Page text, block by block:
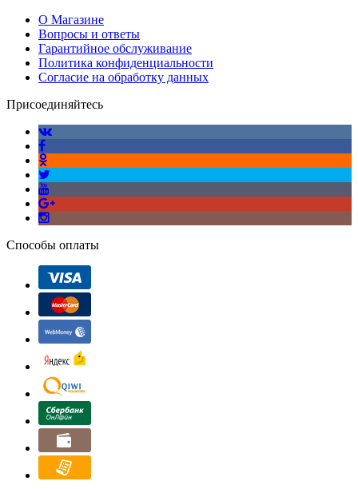
О Магазине
Вопросы и ответы
Гарантийное обслуживание
Политика конфиденциальности
Согласие на обработку данных
Присоединяйтесь
Способы оплаты